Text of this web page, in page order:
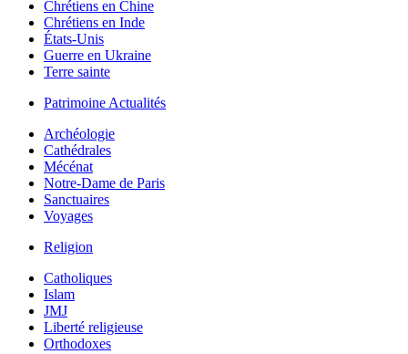
Chrétiens en Chine
Chrétiens en Inde
États-Unis
Guerre en Ukraine
Terre sainte
Patrimoine Actualités
Archéologie
Cathédrales
Mécénat
Notre-Dame de Paris
Sanctuaires
Voyages
Religion
Catholiques
Islam
JMJ
Liberté religieuse
Orthodoxes